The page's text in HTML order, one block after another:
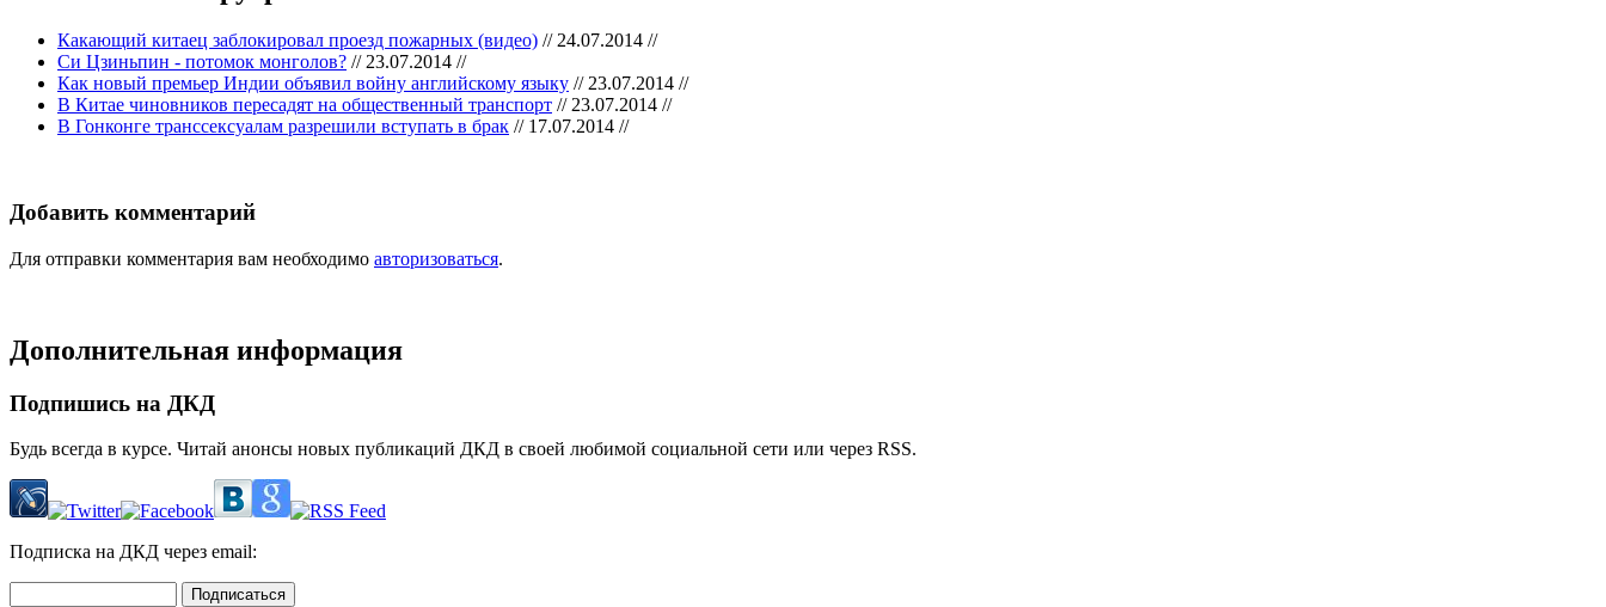
Какающий китаец заблокировал проезд пожарных (видео) // 24.07.2014 //
Си Цзиньпин - потомок монголов? // 23.07.2014 //
Как новый премьер Индии объявил войну английскому языку // 23.07.2014 //
В Китае чиновников пересадят на общественный транспорт // 23.07.2014 //
В Гонконге транссексуалам разрешили вступать в брак // 17.07.2014 //
Добавить комментарий
Для отправки комментария вам необходимо авторизоваться.
Дополнительная информация
Подпишись на ДКД
Будь всегда в курсе. Читай анонсы новых публикаций ДКД в своей любимой социальной сети или через RSS.
Подписка на ДКД через email: